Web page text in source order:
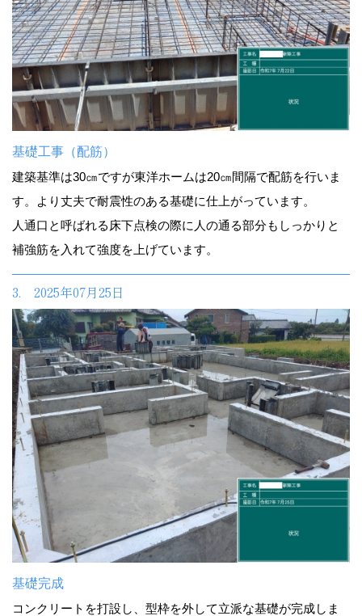
基礎工事（配筋）
建築基準は30㎝ですが東洋ホームは20㎝間隔で配筋を行いま
す。より丈夫で耐震性のある基礎に仕上がっています。
人通口と呼ばれる床下点検の際に人の通る部分もしっかりと
補強筋を入れて強度を上げています。
3. 2025年07月25日
基礎完成
コンクリートを打設し、型枠を外して立派な基礎が完成しま